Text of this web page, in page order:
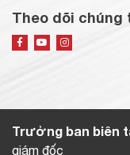
Theo dõi chúng
Trưởng ban biên
giám đốc